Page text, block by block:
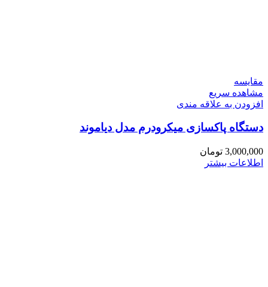
مقایسه
مشاهده سریع
افزودن به علاقه مندی
دستگاه پاکسازی میکرودرم مدل دیاموند
3,000,000 تومان
اطلاعات بیشتر